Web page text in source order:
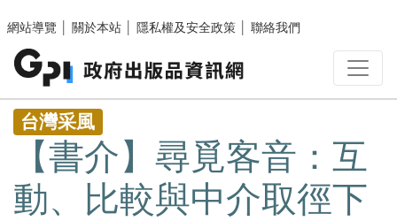
網站導覽
關於本站 隱私權及安全政策 聯絡我們
:::
台灣采風
【書介】尋覓客音：互
動、比較與中介取徑下